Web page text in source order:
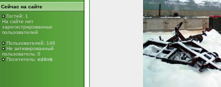
Сейчас на сайте
Гостей: 1
На сайте нет
зарегистрированных
пользователей
Пользователей: 146
Не активированный
пользователь: 0
Посетитель: ed4mk